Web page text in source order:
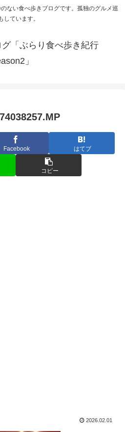
ない食べ歩きブログです。孤独のグルメ巡
しています。
グ「ぶらり食べ歩き紀行
」
Facebook はてブ
コピー
2026.02.01